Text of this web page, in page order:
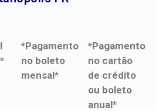
*Pagamento
no boleto
mensal*
*Pagamento
no cartão
de crédito
ou boleto
anual*